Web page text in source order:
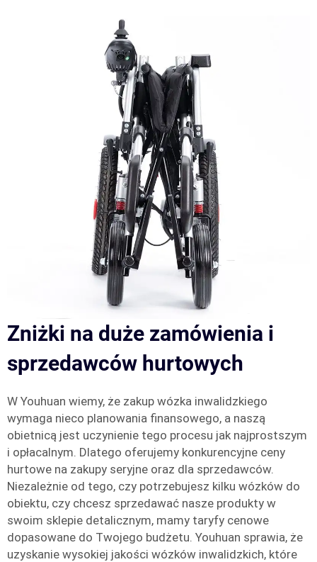
Zniżki na duże zamówienia i
sprzedawców hurtowych
W Youhuan wiemy, że zakup wózka inwalidzkiego
wymaga nieco planowania finansowego, a naszą
obietnicą jest uczynienie tego procesu jak najprostszym
i opłacalnym. Dlatego oferujemy konkurencyjne ceny
hurtowe na zakupy seryjne oraz dla sprzedawców.
Niezależnie od tego, czy potrzebujesz kilku wózków do
obiektu, czy chcesz sprzedawać nasze produkty w
swoim sklepie detalicznym, mamy taryfy cenowe
dopasowane do Twojego budżetu. Youhuan sprawia, że
uzyskanie wysokiej jakości wózków inwalidzkich, które